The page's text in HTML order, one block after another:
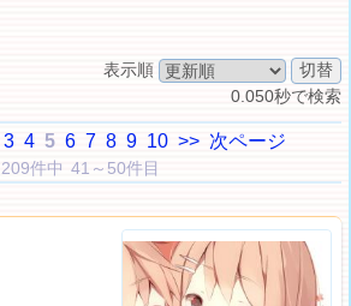
表示順
0.050秒で検索
3 4 5 6 7 8 9 10 >> 次ページ
209件中 41～50件目